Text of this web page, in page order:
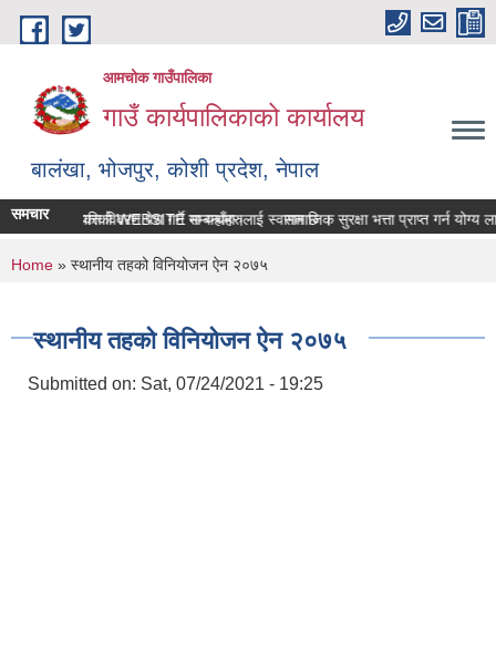
Skip to main content
आमचोक गाउँपालिका
गाउँ कार्यपालिकाको कार्यालय
बालंखा, भोजपुर, कोशी प्रदेश, नेपाल
गउँपालिकाको WEBSITE मा यहाँहरुलाई स्वागत छ ।
समचार सम्पत्ति विवरण पेश गर्ने सम्बन्धमा। सामाजिक सुरक्षा भत्ता प्राप्‍त गर्न योग्य
You are here
Home » स्थानीय तहको विनियोजन ऐन २०७५
स्थानीय तहको विनियोजन ऐन २०७५
Submitted on: Sat, 07/24/2021 - 19:25